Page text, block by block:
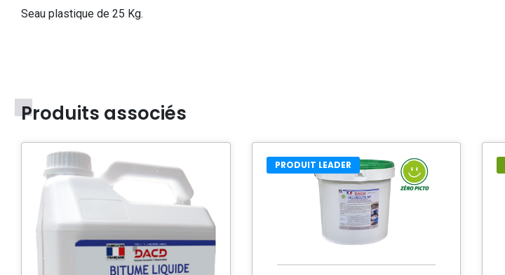
Seau plastique de 25 Kg.
Produits associés
PRODUIT LEADER